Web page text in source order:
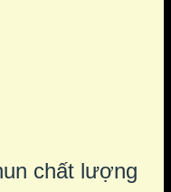
chất lượng